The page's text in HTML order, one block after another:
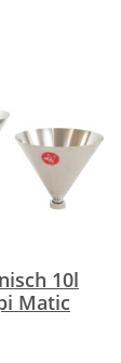
10l
Matic